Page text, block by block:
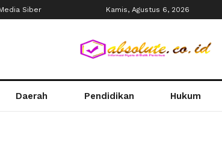
Siber Kamis, Agustus 6, 2026
Daerah Pendidikan Hukum